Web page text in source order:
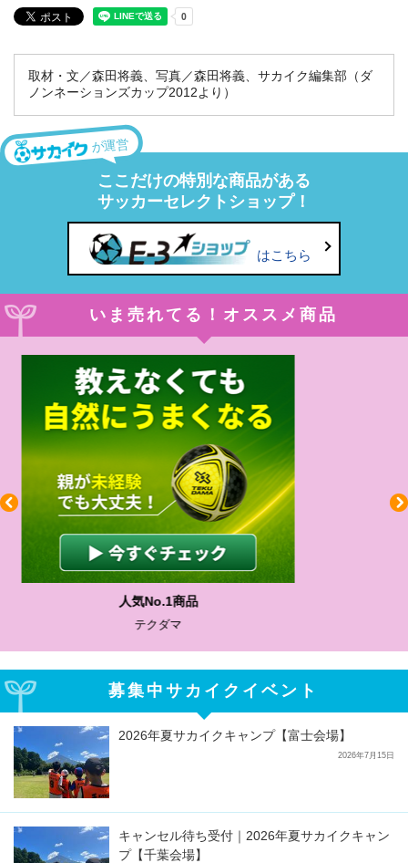
取材・文／森田将義、写真／森田将義、サカイク編集部（ダ
ノンネーションズカップ2012より）
が運営
ここだけの特別な商品がある
サッカーセレクトショップ！
はこちら
いま売れてる！オススメ商品
わかりやすい質問に沿って書ける
サカイクサッカーノート
募集中サカイクイベント
2026年夏サカイクキャンプ【富士会場】
2026年7月15日
キャンセル待ち受付｜2026年夏サカイクキャン
プ【千葉会場】